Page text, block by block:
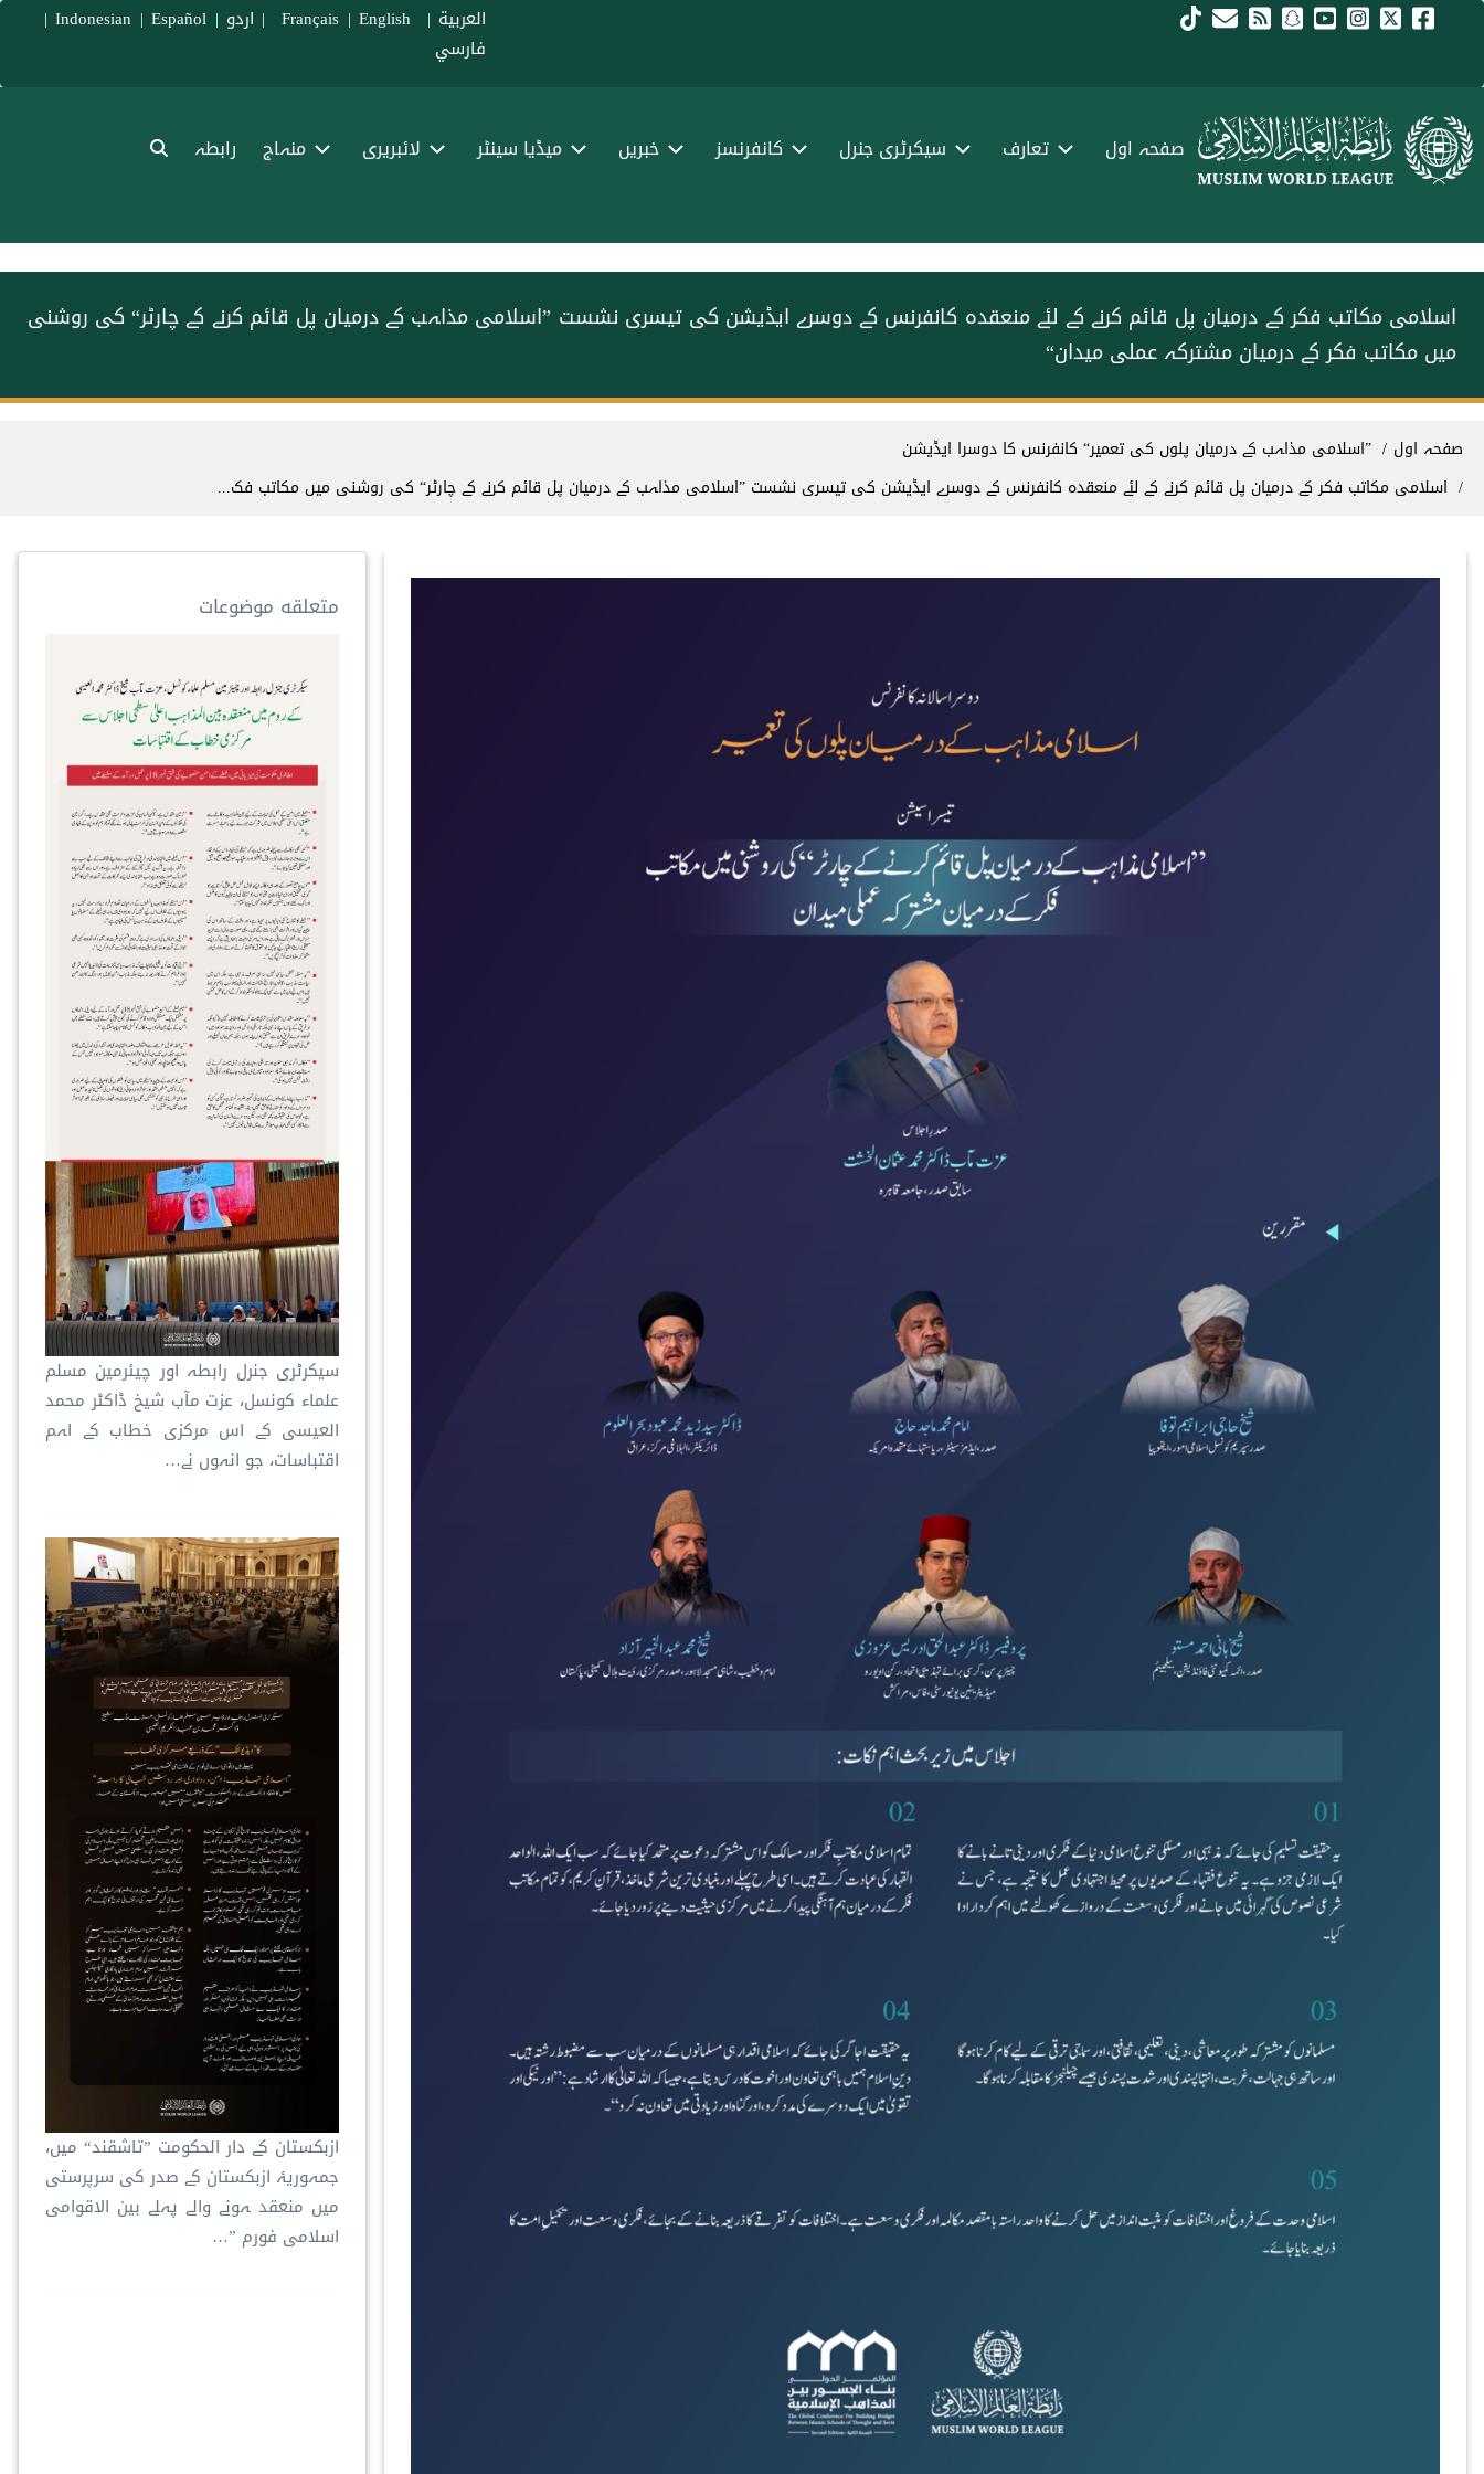
Skip to main content العربية |
Français
| English
| اردو |
Indonesian |Español
|
فارسي
menu urdu صفحہ اول تعارف سیکرٹری جنرل کانفرنسز خبریں میڈیا سینٹر لائبریری منہاج رابطہ
اسلامی مکاتب فکر کے درمیان پل قائم کرنے کے لئے منعقدہ کانفرنس کے دوسرے ایڈیشن کی تیسری نشست ”اسلامی مذاہب کے درمیان پل قائم کرنے کے چارٹر“ کی روشنی
میں مکاتب فکر کے درمیان مشترکہ عملی میدان“
Breadcrumb
صفحہ اول
”اسلامی مذاہب کے درمیان پلوں کی تعمیر“ کانفرنس کا دوسرا ایڈیشن
اسلامی مکاتب فکر کے درمیان پل قائم کرنے کے لئے منعقدہ کانفرنس کے دوسرے ایڈیشن کی تیسری نشست ”اسلامی مذاہب کے درمیان پل قائم کرنے کے چارٹر“ کی روشنی میں مکاتب فک...
متعلقه موضوعات
سیکرٹری جنرل رابطہ اور چیئرمین مسلم
علماء کونسل، عزت مآب شیخ ڈاکٹر محمد
العیسی کے اس مرکزی خطاب کے اہم
اقتباسات، جو انہوں نے…
ازبکستان کے دار الحکومت ”تاشقند“ میں،
جمہوریۂ ازبکستان کے صدر کی سرپرستی
میں منعقد ہونے والے پہلے بین الاقوامی
اسلامی فورم ”…